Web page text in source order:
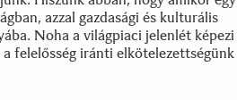
azzal gazdasági és kulturális
Noha a világpiaci jelenlét képezi
felelősség iránti elkötelezettségünk